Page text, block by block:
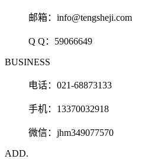
邮箱： info@tengsheji.com
Q Q： 59066649
BUSINESS
电话：021-68873133
手机：13370032918
微信：jhm349077570
ADD.